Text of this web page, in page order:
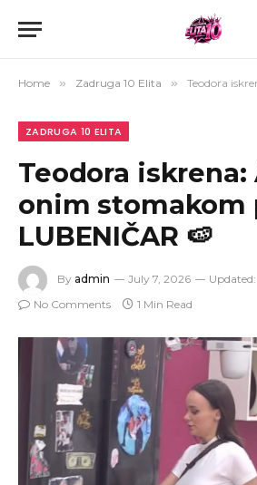
Home » Zadruga 10 Elita » Teodora iskrena:
ZADRUGA 10 ELITA
Teodora iskrena:
onim stomakom
LUBENIČAR 🍉
By admin July 7, 2026 Updated:
No Comments
1 Min Read